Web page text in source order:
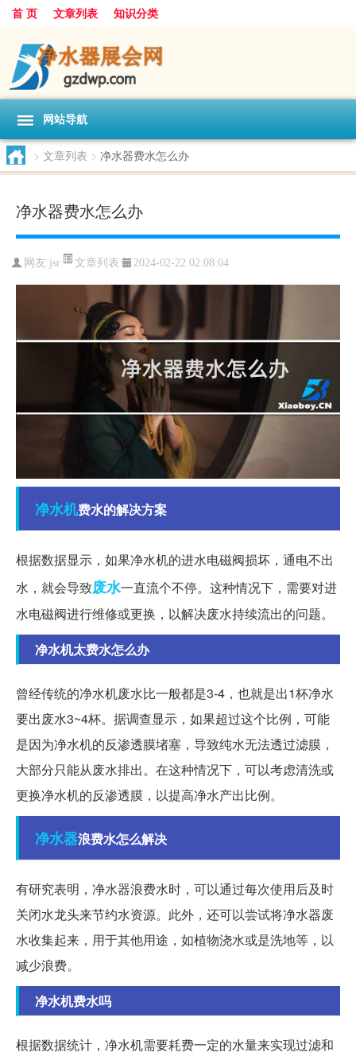
首 页 文章列表 知识分类
网站导航
> 文章列表 > 净水器费水怎么办
净水器费水怎么办
网友:jsr 文章列表 2024-02-22 02:08:04
净水机费水的解决方案
根据数据显示，如果净水机的进水电磁阀损坏，通电不出
水，就会导致废水一直流个不停。这种情况下，需要对进
水电磁阀进行维修或更换，以解决废水持续流出的问题。
净水机太费水怎么办
曾经传统的净水机废水比一般都是3-4，也就是出1杯净水
要出废水3~4杯。据调查显示，如果超过这个比例，可能
是因为净水机的反渗透膜堵塞，导致纯水无法透过滤膜，
大部分只能从废水排出。在这种情况下，可以考虑清洗或
更换净水机的反渗透膜，以提高净水产出比例。
净水器浪费水怎么解决
有研究表明，净水器浪费水时，可以通过每次使用后及时
关闭水龙头来节约水资源。此外，还可以尝试将净水器废
水收集起来，用于其他用途，如植物浇水或是洗地等，以
减少浪费。
净水机费水吗
根据数据统计，净水机需要耗费一定的水量来实现过滤和